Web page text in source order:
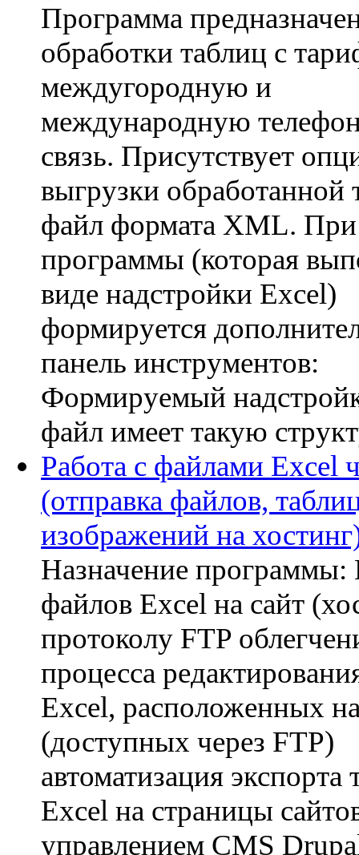
Программа
обработки таблиц с
междугородную и
международную
связь. Присутствует
выгрузки обработанной
файл формата XML. При
программы (которая
виде надстройки Excel)
формируется
панель инструментов:
Формируемый
файл имеет такую
Работа с файлами Excel
(отправка файлов,
изображений на
Назначение программы:
файлов Excel на сайт
протоколу FTP
процесса
Excel, расположенных
(доступных через FTP)
автоматизация экспорта
Excel на страницы
управлением CMS